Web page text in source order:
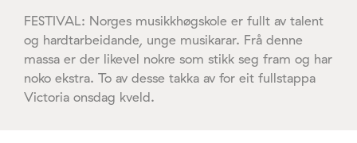
FESTIVAL: Norges musikkhøgskole er fullt av talent
og hardtarbeidande, unge musikarar. Frå denne
massa er der likevel nokre som stikk seg fram og har
noko ekstra. To av desse takka av for eit fullstappa
Victoria onsdag kveld.